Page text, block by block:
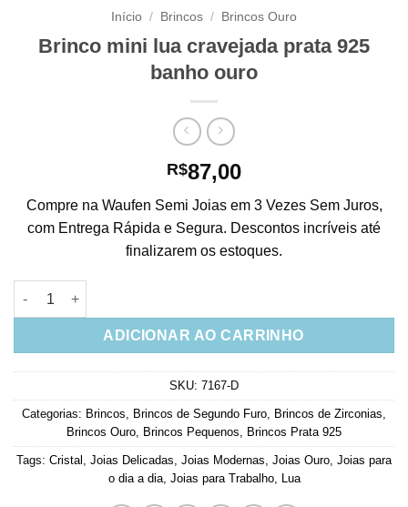
Início / Brincos / Brincos Ouro
Brinco mini lua cravejada prata 925
banho ouro
R$87,00
Compre na Waufen Semi Joias em 3 Vezes Sem Juros,
com Entrega Rápida e Segura. Descontos incríveis até
finalizarem os estoques.
Brinco mini lua cravejada prata 925 banho ouro quantidade
ADICIONAR AO CARRINHO
SKU: 7167-D
Categorias: Brincos, Brincos de Segundo Furo, Brincos de Zirconias,
Brincos Ouro, Brincos Pequenos, Brincos Prata 925
Tags: Cristal , Joias Delicadas, Joias Modernas, Joias Ouro, Joias para
o dia a dia, Joias para Trabalho, Lua